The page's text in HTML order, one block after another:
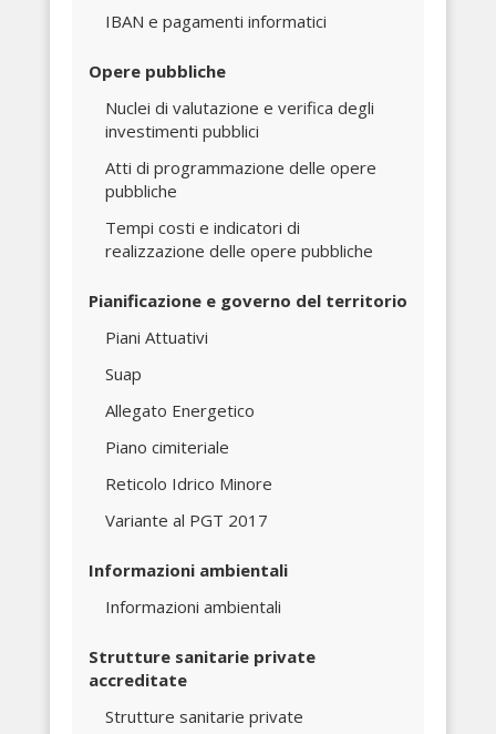
IBAN e pagamenti informatici
Opere pubbliche
Nuclei di valutazione e verifica degli
investimenti pubblici
Atti di programmazione delle opere
pubbliche
Tempi costi e indicatori di
realizzazione delle opere pubbliche
Pianificazione e governo del territorio
Piani Attuativi
Suap
Allegato Energetico
Piano cimiteriale
Reticolo Idrico Minore
Variante al PGT 2017
Informazioni ambientali
Informazioni ambientali
Strutture sanitarie private
accreditate
Strutture sanitarie private